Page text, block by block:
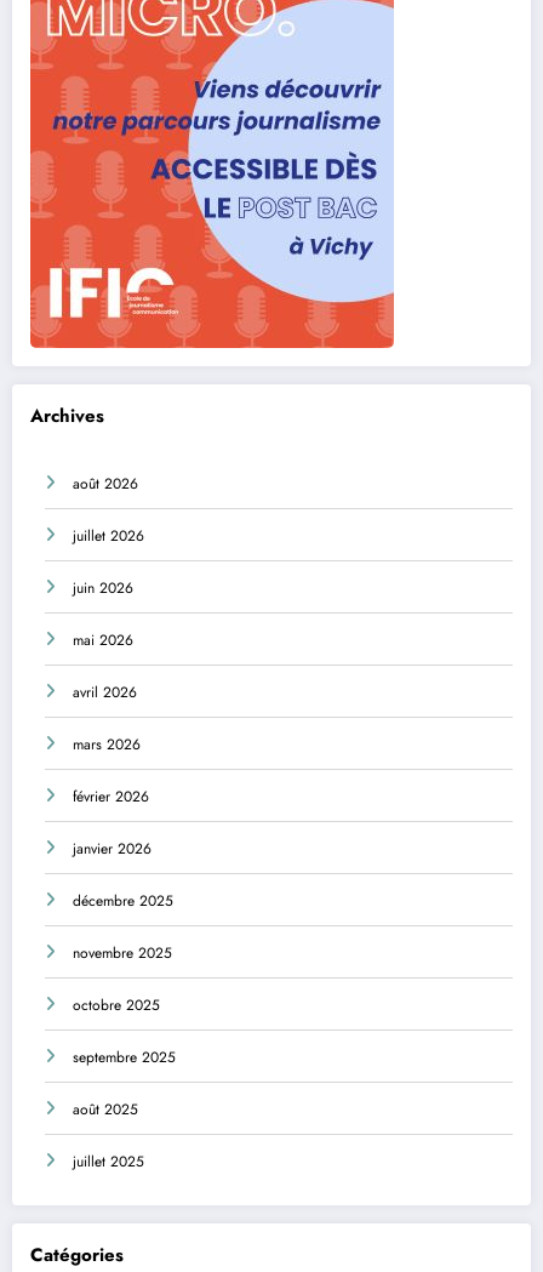
Archives
août 2026
juillet 2026
juin 2026
mai 2026
avril 2026
mars 2026
février 2026
janvier 2026
décembre 2025
novembre 2025
octobre 2025
septembre 2025
août 2025
juillet 2025
Catégories